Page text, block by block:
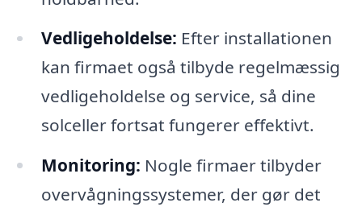
Vedligeholdelse: Efter installationen
kan firmaet også tilbyde regelmæssig
vedligeholdelse og service, så dine
solceller fortsat fungerer effektivt.
Monitoring: Nogle firmaer tilbyder
overvågningssystemer, der gør det